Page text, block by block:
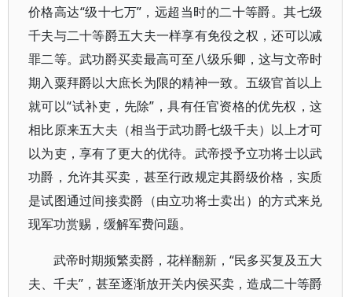
价格高达“级十七万”，远超当时的二十等爵。其七级
千夫与二十等爵五大夫一样享有免役之权，还可以减
罪二等。武功爵买卖最高可至八级乐卿，这与文帝时
期入粟拜爵以大庶长为限的精神一致。五级官首以上
就可以“试补吏，先除”，具有任官资格的优先权，这
相比原来五大夫（相当于武功爵七级千夫）以上才可
以为吏，享有了更大的优待。武帝授予立功将士以武
功爵，允许其买卖，甚至行政规定其爵级价格，实质
是试图通过间接卖爵（由立功将士卖出）的方式来兑
现军功赏赐，缓解军费问题。
武帝时期频繁卖爵，花样翻新，“民多买复及五大
夫、千夫”，甚至逐渐放开关内侯买卖，造成二十等爵